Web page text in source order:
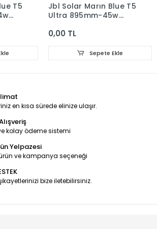
T5
Jbl Solar Marın Blue T5
Ultra 895mm-45w
0,00 TL
Sepete Ekle
en kısa sürede elinize ulaşır.
kolay ödeme sistemi
Yelpazesi
ve kampanya seçeneği
bize iletebilirsiniz.